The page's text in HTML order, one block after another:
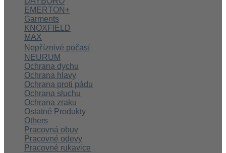
EMERTON+
Garments
KNOXFIELD
MAX
Nepříznivé počasí
NEURUM
Ochrana dychu
Ochrana hlavy
Ochrana proti pádu
Ochrana sluchu
Ochrana zraku
Ostatné Produkty
Others
Pracovná obuv
Pracovné odevy
Pracovné rukavice